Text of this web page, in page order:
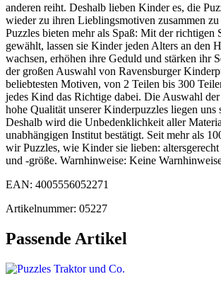
anderen reiht. Deshalb lieben Kinder es, die
wieder zu ihren Lieblingsmotiven zusammen zu
Puzzles bieten mehr als Spaß: Mit der richtigen
gewählt, lassen sie Kinder jeden Alters an den
wachsen, erhöhen ihre Geduld und stärken ihr
der großen Auswahl von Ravensburger
beliebtesten Motiven, von 2 Teilen bis 300
jedes Kind das Richtige dabei. Die Auswahl
hohe Qualität unserer Kinderpuzzles liegen uns
Deshalb wird die Unbedenklichkeit aller
unabhängigen Institut bestätigt. Seit mehr als
wir Puzzles, wie Kinder sie lieben:
und -größe. Warnhinweise: Keine
EAN: 4005556052271
Artikelnummer: 05227
Passende Artikel